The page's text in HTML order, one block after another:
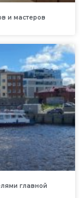
и мастеров
главной